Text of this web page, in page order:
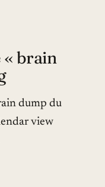
« brain
dump du
view